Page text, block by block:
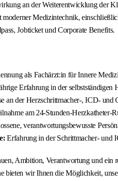
an der Weiterentwicklung der
moderner Medizintechnik,
Jobticket und Corporate Benefits.
als Fachärzt:in für Innere
Erfahrung in der selbstständigen
an der Herzschrittmacher-, ICD- und
am 24-Stunden-Herzkatheter-
verantwortungsbewusste
Erfahrung in der Schrittmacher- und
Ambition, Verantwortung und ein
wir Ihnen die Möglichkeit,